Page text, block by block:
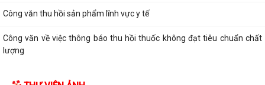
Công văn thu hồi sản phẩm lĩnh vực y tế
Công văn về việc thông báo thu hồi thuốc không đạt tiêu chuẩn chất
lượng